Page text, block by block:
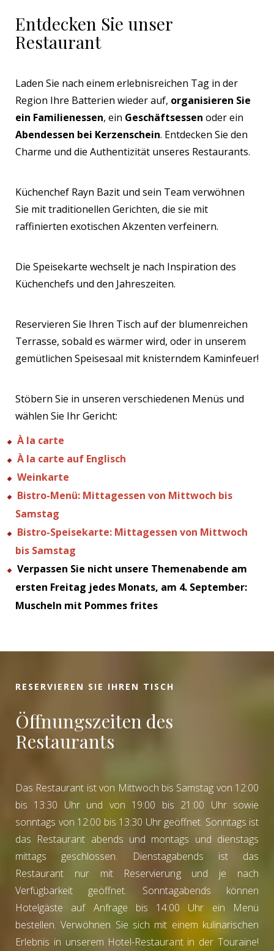
Entdecken Sie unser
Restaurant
Laden Sie nach einem erlebnisreichen Tag in der
Region Ihre Batterien wieder auf, organisieren Sie
ein Familienessen, ein Geschäftsessen oder ein
Abendessen bei Kerzenschein. Entdecken Sie den
Charme und die Authentizität unseres Restaurants.
Küchenchef Rayn Bazit und sein Team verwöhnen
Sie mit traditionellen Gerichten, die sie mit
raffinierten exotischen Akzenten verfeinern.
Die Speisekarte wechselt je nach Inspiration des
Küchenchefs und den Jahreszeiten.
Reservieren Sie Ihren Tisch auf der blumenreichen
Terrasse, sobald es wärmer wird, oder in unserem
gemütlichen Speisesaal mit knisterndem Kaminfeuer!
Stöbern Sie in unseren verschiedenen Menüs und
wählen Sie Ihr Gericht:
À la carte
À la carte auf Englisch
Weinkarte
Bistro-Menü: Mittagessen von Mittwoch bis
Samstag
Bistro-Speisekarte: Mittagessen von Mittwoch
bis Samstag
Verpassen Sie nicht unsere Themenabende am
ersten Freitag jedes Monats, am 4. September:
Muscheln mit Pommes frites
RESERVIEREN SIE IHREN TISCH
Öffnungszeiten des
Restaurants
Das Restaurant ist von Mittwoch bis Samstag von 12:00
bis 13:30 Uhr und von 19:00 bis 21:00 Uhr sowie
sonntags von 12:00 bis 13:30 Uhr geöffnet. Sonntags ist
das Restaurant abends und montags und dienstags
mittags geschlossen. Dienstagabends ist das
Restaurant nur mit Reservierung und je nach
Verfügbarkeit geöffnet. Sonntagabends können
Hotelgäste auf Anfrage bis 14:00 Uhr ein Menü
bestellen. Verwöhnen Sie sich mit einem kulinarischen
Erlebnis in unserem Hotel-Restaurant in der Touraine!